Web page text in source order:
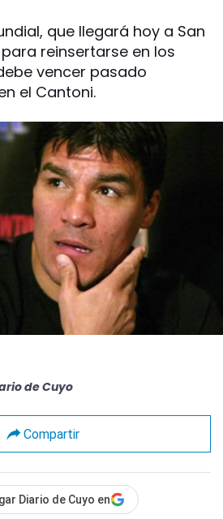
que llegará hoy a San
reinsertarse en los
vencer pasado
el Cantoni.
de Cuyo
Compartir
Diario de Cuyo en